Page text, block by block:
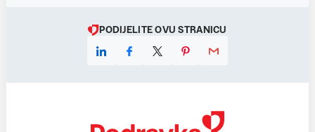
PODIJELITE OVU STRANICU